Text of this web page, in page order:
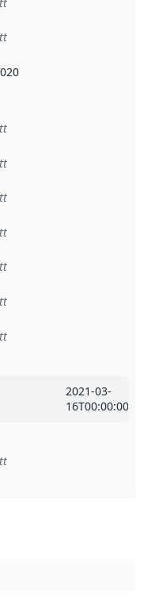
dataene i dette
2021-03-
16T00:00:00Z
implementasjonsregel